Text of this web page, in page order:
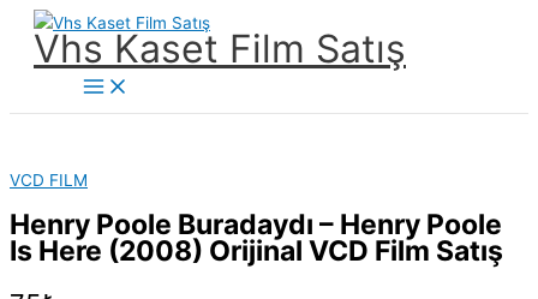
İçeriğe
Vhs Kaset Film Satış
Main
Menu
VCD FILM
Henry Poole Buradaydı – Henry Poole
Is Here (2008) Orijinal VCD Film Satış